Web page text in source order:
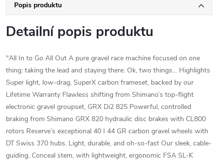
Popis produktu
Detailní popis produktu
"All In to Go All Out A pure gravel race machine focused on one
thing: taking the lead and staying there. Ok, two things… Highlights
Super light, low-drag, SuperX carbon frameset, backed by our
Lifetime Warranty Flawless shifting from Shimano’s top-flight
electronic gravel groupset, GRX Di2 825 Powerful, controlled
braking from Shimano GRX 820 hydraulic disc brakes with CL800
rotors Reserve’s exceptional 40 I 44 GR carbon gravel wheels with
DT Swiss 370 hubs. Light, durable, and oh-so-fast Our sleek, cable-
guiding, Conceal stem, with lightweight, ergonomic FSA SL-K